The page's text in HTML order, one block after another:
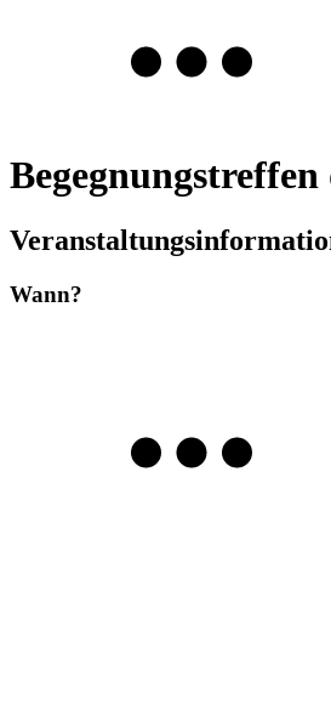
Wann?